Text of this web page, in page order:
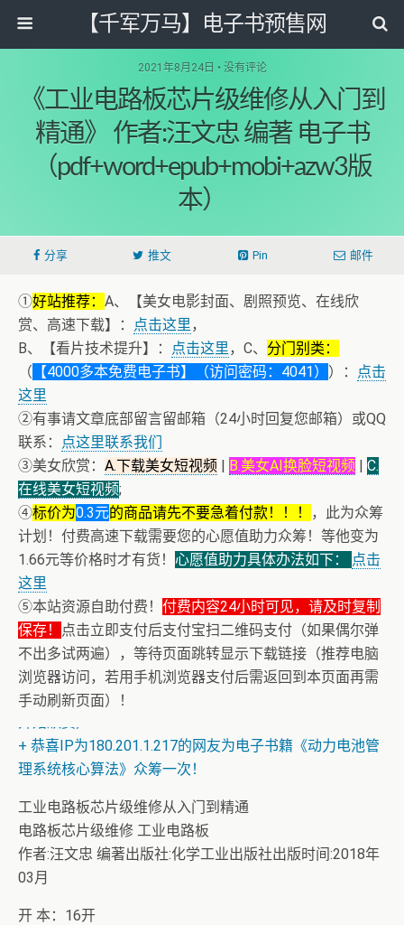
【千军万马】电子书预售网
2021年8月24日 • 没有评论
《工业电路板芯片级维修从入门到
精通》 作者:汪文忠 编著 电子书
（pdf+word+epub+mobi+azw3版
本）
分享 推文 Pin 邮件
①好站推荐： A、【美女电影封面、剧照预览、在线欣
赏、高速下载】：
点击这里，
B、【看片技术提升】：
点击这里，C、 分门别类：
（ 【4000多本免费电子书】（访问密码：4041） ）：
点击
这里
②有事请文章底部留言留邮箱（24小时回复您邮箱）或QQ
联系：
点这里联系我们
③美女欣赏： A.下载美女短视频 | B.美女AI换脸短视频 | C.
在线美女短视频;
④标价为0.3元的商品请先不要急着付款！！！
，此为众筹
计划！付费高速下载需要您的心愿值助力众筹！等他变为
1.66元等价格时才有货！ 心愿值助力具体办法如下：
点击
这里
⑤本站资源自助付费！ 付费内容24小时可见，请及时复制
保存！
点击立即支付后支付宝扫二维码支付（如果偶尔弹
不出多试两遍），等待页面跳转显示下载链接（推荐电脑
浏览器访问，若用手机浏览器支付后需返回到本页面再需
手动刷新页面）！
+ 随机跳舞小姐姐（单击视频或点击随机播放、换个视频
+ 恭喜IP为180.201.1.217的网友为电子书籍《动力电池管
理系统核心算法》众筹一次！
工业电路板芯片级维修从入门到精通
电路板芯片级维修 工业电路板
作者:汪文忠 编著出版社:化学工业出版社出版时间:2018年
03月
开 本：16开